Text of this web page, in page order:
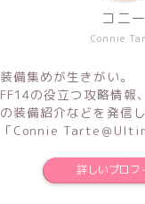
Connie
コニー
装備集めが生きがい。
FF14の役立つ攻略情報
の装備紹介などを発信し
「Connie Tarte＠
詳しいプロフ